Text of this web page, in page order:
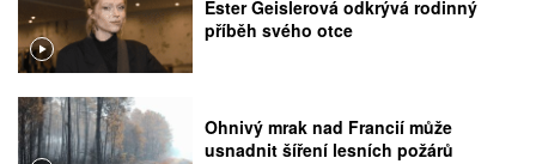
Ester Geislerová odkrývá rodinný
příběh svého otce
Ohnivý mrak nad Francií může
usnadnit šíření lesních požárů